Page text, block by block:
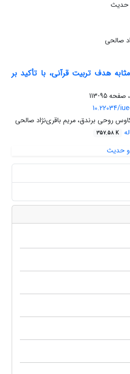
صالحی
هدف تربیت قرآنی، با تأکید بر
95-113
10.22034/
روحی برندق، مریم باقری‌نژاد صالحی
357.58 K